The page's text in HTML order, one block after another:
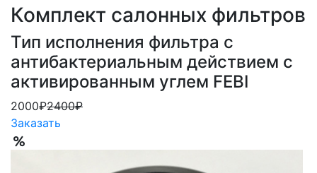
Комплект салонных фильтров
Тип исполнения фильтра с
антибактериальным действием с
активированным углем FEBI
2000₽2400₽
Заказать